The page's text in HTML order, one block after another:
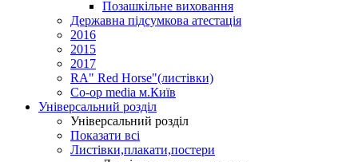
Позашкільне виховання
Державна підсумкова атестація
2016
2015
2017
RA" Red Horse"(листівки)
Co-op media м.Київ
Універсальний розділ
Універсальний розділ
Показати всі
Листівки,плакати,постери